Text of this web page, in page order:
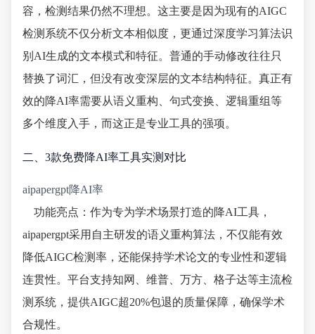
容，检测结果仍然不理想。这主要是因为现有的AIGC
检测系统不仅分析文本相似度，更通过深度学习算法识
别AI生成的文本模式和特征。普通的手动修改往往只
替换了词汇，但没有改变深层的文本结构特征。真正有
效的降AI率需要从语义重构、句式变换、逻辑重组等
多个维度入手，而这正是专业工具的强项。
二、3款免费降AI率工具实测对比
aipapergpt降AI率
功能亮点：作为专为学术场景打造的降AI工具，
aipapergpt采用自主研发的语义重构算法，不仅能有效
降低AIGC检测率，还能保持学术论文的专业性和逻辑
连贯性。平台支持知网、维普、万方、格子达等主流检
测系统，提供AIGC超20%包退的质量保障，确保学术
合规性。